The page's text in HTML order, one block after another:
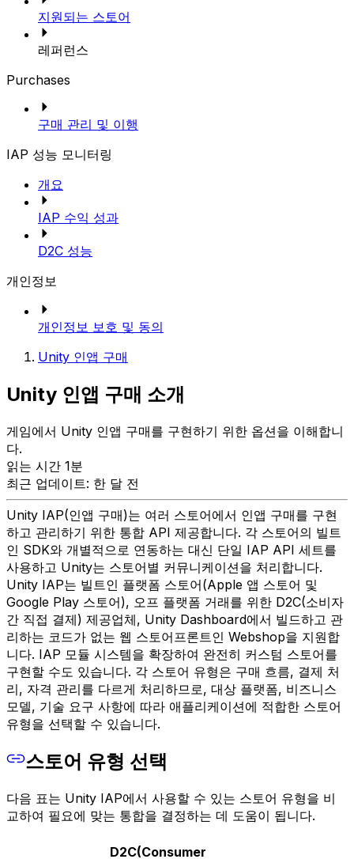
지원되는 스토어
레퍼런스
Purchases
구매 관리 및 이행
IAP 성능 모니터링
개요
IAP 수익 성과
D2C 성능
개인정보
개인정보 보호 및 동의
Unity 인앱 구매
Unity 인앱 구매 소개
게임에서 Unity 인앱 구매를 구현하기 위한 옵션을 이해합니
다.
읽는 시간 1분
최근 업데이트: 한 달 전
Unity IAP(인앱 구매)는 여러 스토어에서 인앱 구매를 구현
하고 관리하기 위한 통합 API 제공합니다. 각 스토어의 빌트
인 SDK와 개별적으로 연동하는 대신 단일 IAP API 세트를
사용하고 Unity는 스토어별 커뮤니케이션을 처리합니다.
Unity IAP는 빌트인 플랫폼 스토어(Apple 앱 스토어 및
Google Play 스토어), 오프 플랫폼 거래를 위한 D2C(소비자
간 직접 결제) 제공업체, Unity Dashboard에서 빌드하고 관
리하는 코드가 없는 웹 스토어프론트인 Webshop을 지원합
니다. IAP 모듈 시스템을 확장하여 완전히 커스텀 스토어를
구현할 수도 있습니다. 각 스토어 유형은 구매 흐름, 결제 처
리, 자격 관리를 다르게 처리하므로, 대상 플랫폼, 비즈니스
모델, 기술 요구 사항에 따라 애플리케이션에 적합한 스토어
유형을 선택할 수 있습니다.
스토어 유형 선택
다음 표는 Unity IAP에서 사용할 수 있는 스토어 유형을 비
교하여 필요에 맞는 통합을 결정하는 데 도움이 됩니다.
D2C(Consumer